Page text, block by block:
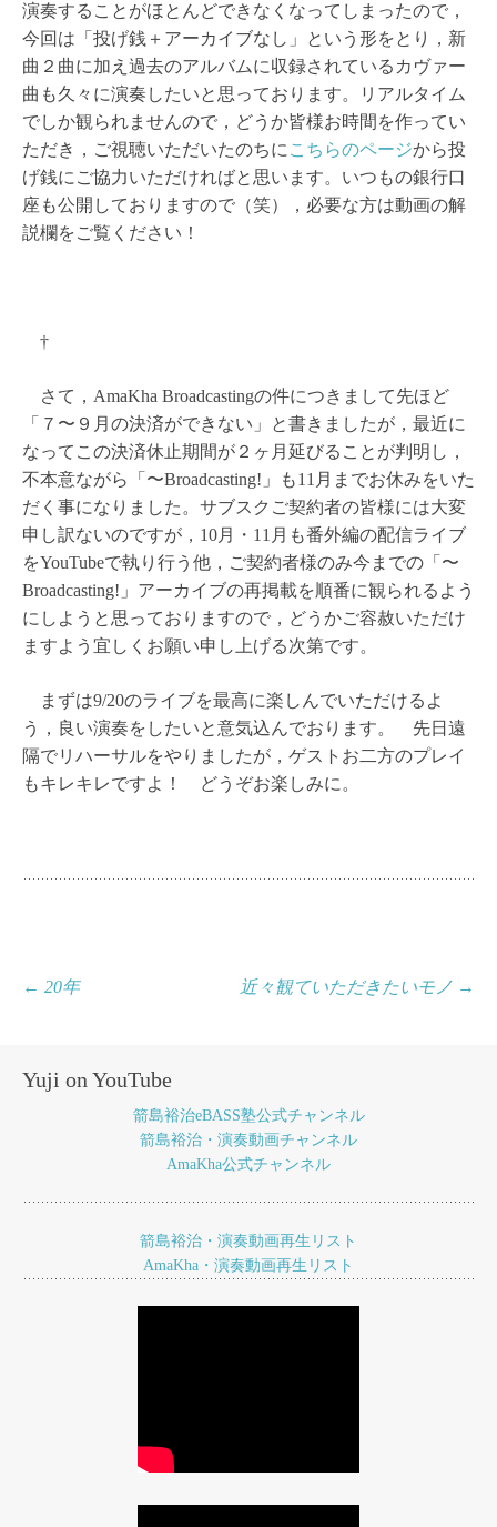
演奏することがほとんどできなくなってしまったので，
今回は「投げ銭＋アーカイブなし」という形をとり，新
曲２曲に加え過去のアルバムに収録されているカヴァー
曲も久々に演奏したいと思っております。リアルタイム
でしか観られませんので，どうか皆様お時間を作ってい
ただき，ご視聴いただいたのちに こちらのページから投
げ銭にご協力いただければと思います。いつもの銀行口
座も公開しておりますので（笑），必要な方は動画の解
説欄をご覧ください！
†
さて，AmaKha Broadcastingの件につきまして先ほど
「７〜９月の決済ができない」と書きましたが，最近に
なってこの決済休止期間が２ヶ月延びることが判明し，
不本意ながら「〜Broadcasting!」も11月までお休みをいた
だく事になりました。サブスクご契約者の皆様には大変
申し訳ないのですが，10月・11月も番外編の配信ライブ
をYouTubeで執り行う他，ご契約者様のみ今までの「〜
Broadcasting!」アーカイブの再掲載を順番に観られるよう
にしようと思っておりますので，どうかご容赦いただけ
ますよう宜しくお願い申し上げる次第です。
まずは9/20のライブを最高に楽しんでいただけるよ
う，良い演奏をしたいと意気込んでおります。 先日遠
隔でリハーサルをやりましたが，ゲストお二方のプレイ
もキレキレですよ！ どうぞお楽しみに。
投
シ
ン
← 20年 近々観ていただきたいモノ →
Yuji on YouTube
箭島裕治eBASS塾公式チャンネル
箭島裕治・演奏動画チャンネル
AmaKha公式チャンネル
箭島裕治・演奏動画再生リスト
AmaKha・演奏動画再生リスト